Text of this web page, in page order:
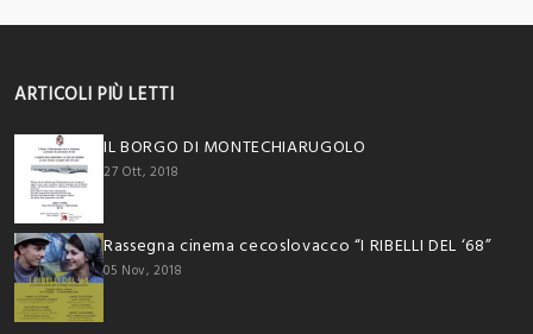
ARTICOLI PIÙ LETTI
IL BORGO DI MONTECHIARUGOLO
27 Ott, 2018
Rassegna cinema cecoslovacco “I RIBELLI DEL ‘68”
05 Nov, 2018